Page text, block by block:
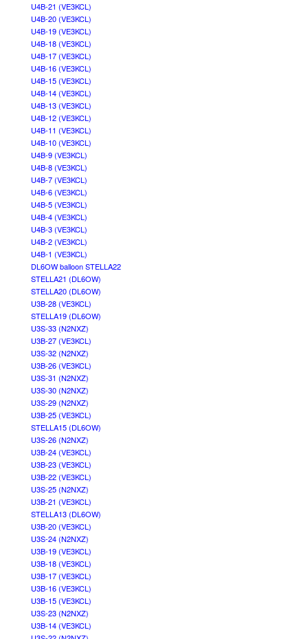
U4B-21 (VE3KCL)
U4B-20 (VE3KCL)
U4B-19 (VE3KCL)
U4B-18 (VE3KCL)
U4B-17 (VE3KCL)
U4B-16 (VE3KCL)
U4B-15 (VE3KCL)
U4B-14 (VE3KCL)
U4B-13 (VE3KCL)
U4B-12 (VE3KCL)
U4B-11 (VE3KCL)
U4B-10 (VE3KCL)
U4B-9 (VE3KCL)
U4B-8 (VE3KCL)
U4B-7 (VE3KCL)
U4B-6 (VE3KCL)
U4B-5 (VE3KCL)
U4B-4 (VE3KCL)
U4B-3 (VE3KCL)
U4B-2 (VE3KCL)
U4B-1 (VE3KCL)
DL6OW balloon STELLA22
STELLA21 (DL6OW)
STELLA20 (DL6OW)
U3B-28 (VE3KCL)
STELLA19 (DL6OW)
U3S-33 (N2NXZ)
U3B-27 (VE3KCL)
U3S-32 (N2NXZ)
U3B-26 (VE3KCL)
U3S-31 (N2NXZ)
U3S-30 (N2NXZ)
U3S-29 (N2NXZ)
U3B-25 (VE3KCL)
STELLA15 (DL6OW)
U3S-26 (N2NXZ)
U3B-24 (VE3KCL)
U3B-23 (VE3KCL)
U3B-22 (VE3KCL)
U3S-25 (N2NXZ)
U3B-21 (VE3KCL)
STELLA13 (DL6OW)
U3B-20 (VE3KCL)
U3S-24 (N2NXZ)
U3B-19 (VE3KCL)
U3B-18 (VE3KCL)
U3B-17 (VE3KCL)
U3B-16 (VE3KCL)
U3B-15 (VE3KCL)
U3S-23 (N2NXZ)
U3B-14 (VE3KCL)